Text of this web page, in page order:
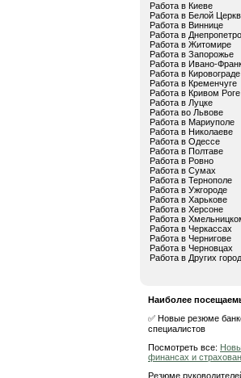
Работа в Киеве
Работа в Белой
Работа в Виннице
Работа в
Работа в Житомире
Работа в Запорожье
Работа в Ивано-
Работа в Кировограде
Работа в Кременчуге
Работа в Кривом Роге
Работа в Луцке
Работа во Львове
Работа в Мариуполе
Работа в Николаеве
Работа в Одессе
Работа в Полтаве
Работа в Ровно
Работа в Сумах
Работа в Тернополе
Работа в Ужгороде
Работа в Харькове
Работа в Херсоне
Работа в
Работа в Черкассах
Работа в Чернигове
Работа в Черновцах
Работа в Других
Наиболее
✅ Новые резюме
специалистов
Посмотреть все:
финансах и
Резюме